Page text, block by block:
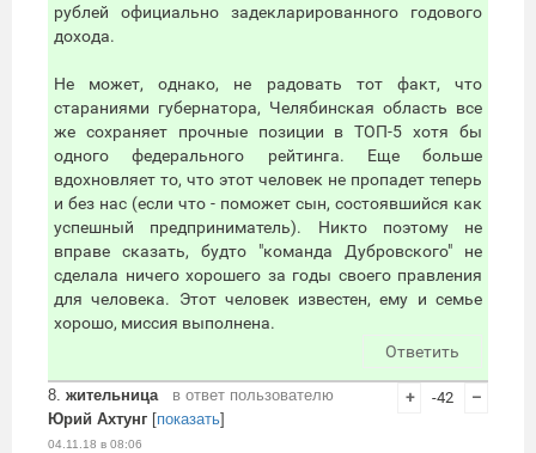
рублей официально задекларированного годового
дохода.
Не может, однако, не радовать тот факт, что
стараниями губернатора, Челябинская область все
же сохраняет прочные позиции в ТОП-5 хотя бы
одного федерального рейтинга. Еще больше
вдохновляет то, что этот человек не пропадет теперь
и без нас (если что - поможет сын, состоявшийся как
успешный предприниматель). Никто поэтому не
вправе сказать, будто "команда Дубровского" не
сделала ничего хорошего за годы своего правления
для человека. Этот человек известен, ему и семье
хорошо, миссия выполнена.
Ответить
8. жительница
в ответ пользователю
Юрий Ахтунг [показать]
04.11.18 в 08:06
+ -42 –